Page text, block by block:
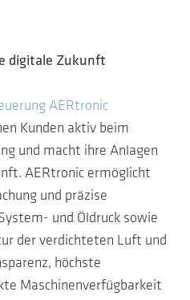
digitale Zukunft
AERtronic
Kunden aktiv beim
und macht ihre Anlagen
AERtronic ermöglicht
und präzise
und Öldruck sowie
der verdichteten Luft und
höchste
Maschinenverfügbarkeit